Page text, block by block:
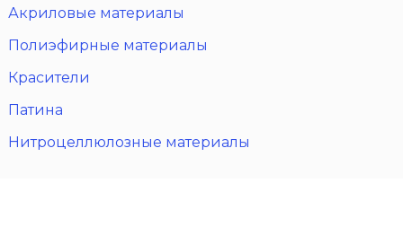
Акриловые материалы
Полиэфирные материалы
Красители
Патина
Нитроцеллюлозные материалы